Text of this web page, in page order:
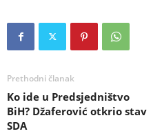
Prethodni članak
Ko ide u Predsjedništvo
BiH? Džaferović otkrio stav
SDA